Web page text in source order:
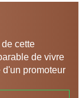
cette
de vivre
promoteur